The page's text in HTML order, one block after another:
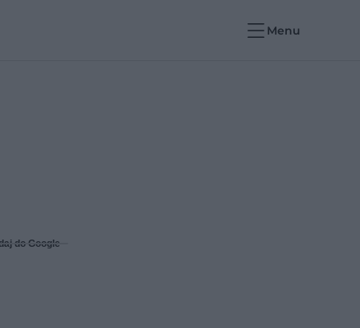
Menu
do Google